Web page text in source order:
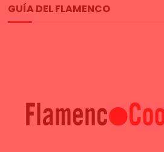
GUÍA DEL FLAMENCO